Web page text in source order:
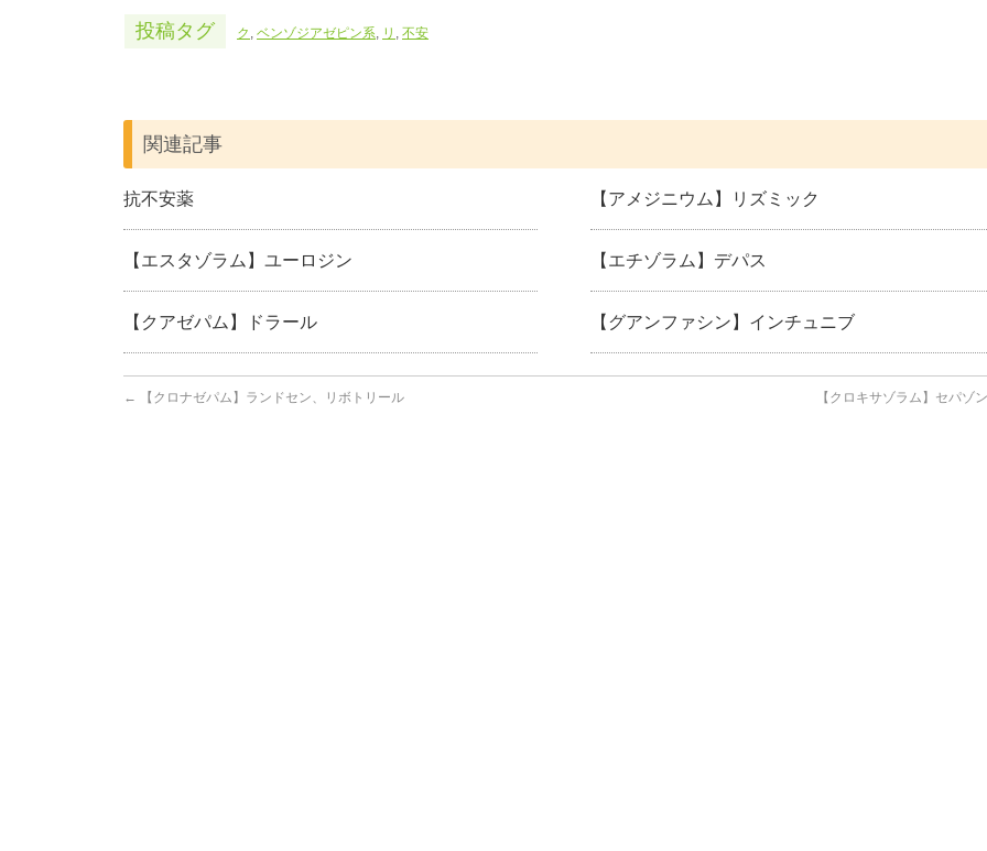
投稿タグ ク , ベンゾジアゼピン系, リ , 不安
関連記事
抗不安薬 【アメジニウム】リズミック
【エスタゾラム】ユーロジン 【エチゾラム】デパス
【クアゼパム】ドラール 【グアンファシン】インチュニブ
← 【クロナゼパム】ランドセン、リボトリール 【クロキサゾラム】セパゾ